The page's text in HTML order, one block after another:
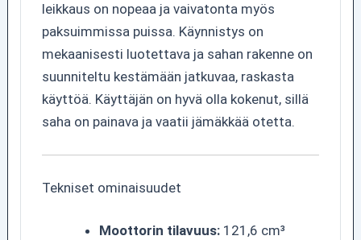
leikkaus on nopeaa ja vaivatonta myös
paksuimmissa puissa. Käynnistys on
mekaanisesti luotettava ja sahan rakenne on
suunniteltu kestämään jatkuvaa, raskasta
käyttöä. Käyttäjän on hyvä olla kokenut, sillä
saha on painava ja vaatii jämäkkää otetta.
Tekniset ominaisuudet
Moottorin tilavuus:121,6 cm³